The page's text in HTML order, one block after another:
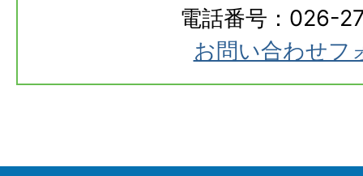
電話番号：026-
お問い合わせフ